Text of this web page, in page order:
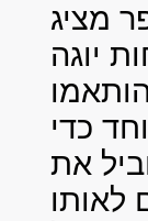
מציג
יוגה
כדי
את
לאותו